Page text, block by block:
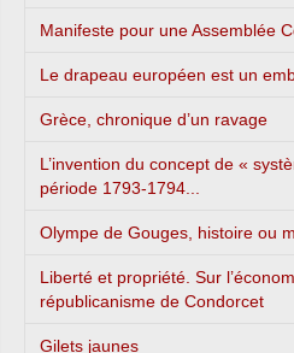
Manifeste pour une Assemblée
Le drapeau européen est un
Grèce, chronique d’un ravage
L’invention du concept de «
période 1793-1794...
Olympe de Gouges, histoire ou
Liberté et propriété. Sur
républicanisme de Condorcet
Gilets jaunes